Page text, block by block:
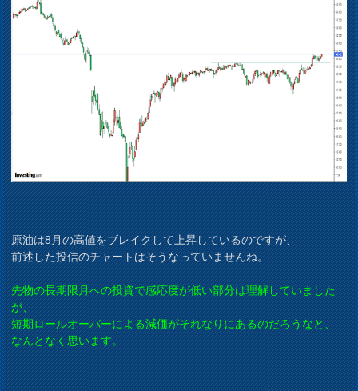
原油は8月の高値をブレイクして上昇しているのですが、
前述した投信のチャートはそうなっていませんね。
先物の長期限月への投資で感応度が低い部分は理解していました
が、
短期ロールオーバーによる減価がそれなりにあるのだろうなと、
なんとなく思います。